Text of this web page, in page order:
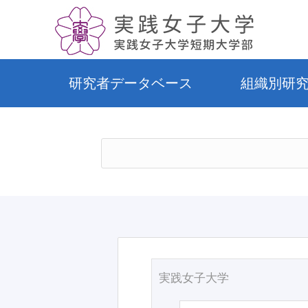
研究者データベース 組織別研
実践女子大学